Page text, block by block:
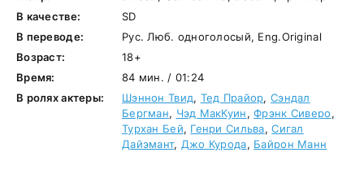
В качестве:
SD
В переводе:
Рус. Люб. одноголосый, Eng.Original
Возраст:
18+
Время:
84 мин. / 01:24
В ролях актеры:
Шэннон Твид, Тед Прайор,Сэндал
Бергман, Чэд МакКуин,Фрэнк Сиверо,
Турхан Бей, Генри Сильва,Сигал
Дайэмант, Джо Курода, Байрон Манн